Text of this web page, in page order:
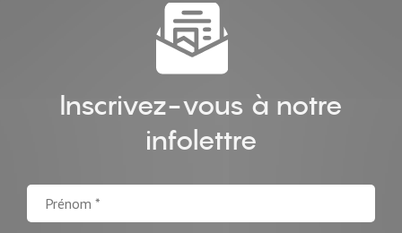
Inscrivez-vous à notre
infolettre